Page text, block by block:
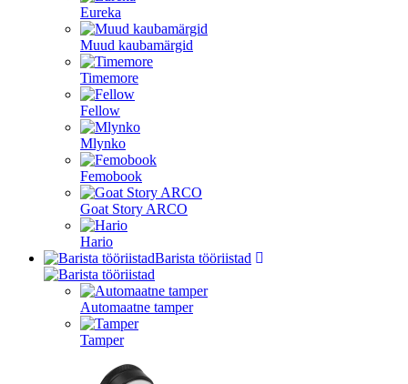
Eureka
Muud kaubamärgid
Timemore
Fellow
Mlynko
Femobook
Goat Story ARCO
Hario
Barista tööriistad
Automaatne tamper
Tamper